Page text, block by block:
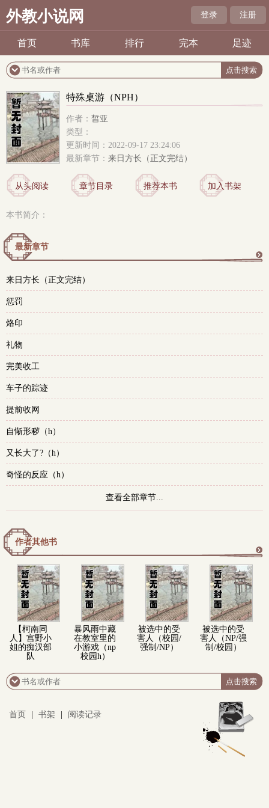
外教小说网 登录 注册
首页 书库 排行 完本 足迹
特殊桌游（NPH）
作者： 皙亚
类型：
更新时间：2022-09-17 23:24:06
最新章节： 来日方长（正文完结）
从头阅读 章节目录 推荐本书 加入书架
本书简介：
最新章节
来日方长（正文完结）
惩罚
烙印
礼物
完美收工
车子的踪迹
提前收网
自惭形秽（h）
又长大了?（h）
奇怪的反应（h）
查看全部章节...
作者其他书
【柯南同
人】宫野小
姐的痴汉部
队
暴风雨中藏
在教室里的
小游戏（np
校园h）
被选中的受
害人（校园/
强制/NP）
被选中的受
害人（NP/强
制/校园）
首页 书架 阅读记录